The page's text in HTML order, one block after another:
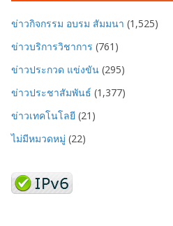
ข่าวกิจกรรม อบรม สัมมนา (1,525)
ข่าวบริการวิชาการ (761)
ข่าวประกวด แข่งขัน (295)
ข่าวประชาสัมพันธ์ (1,377)
ข่าวเทคโนโลยี (21)
ไม่มีหมวดหมู่ (22)